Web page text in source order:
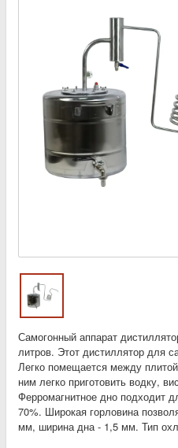
Самогонный аппарат
литров. Этот дистиллятор для
Легко помещается между
ним легко приготовить водку,
Ферромагнитное дно подходит
70%. Широкая горловина
мм, ширина дна - 1,5 мм. Тип